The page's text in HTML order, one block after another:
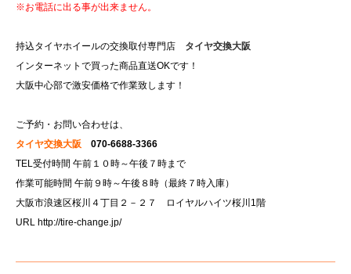
※お電話に出る事が出来ません。
持込タイヤホイールの交換取付専門店 タイヤ交換大阪
インターネットで買った商品直送OKです！
大阪中心部で激安価格で作業致します！
ご予約・お問い合わせは、
タイヤ交換大阪 070-6688-3366
TEL受付時間 午前１０時～午後７時まで
作業可能時間 午前９時～午後８時（最終７時入庫）
大阪市浪速区桜川４丁目２－２７ ロイヤルハイツ桜川1階
URL http://tire-change.jp/